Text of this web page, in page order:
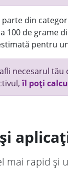
din
100 de grame
pentru
necesarul
îl poți
mai rapid